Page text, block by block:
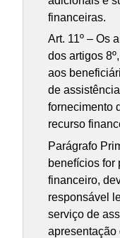
financeiras.
Art. 11º – Os
dos artigos
aos
de
fornecimento
recurso
Parágrafo
benefícios for
financeiro,
responsável
serviço de
apresentação